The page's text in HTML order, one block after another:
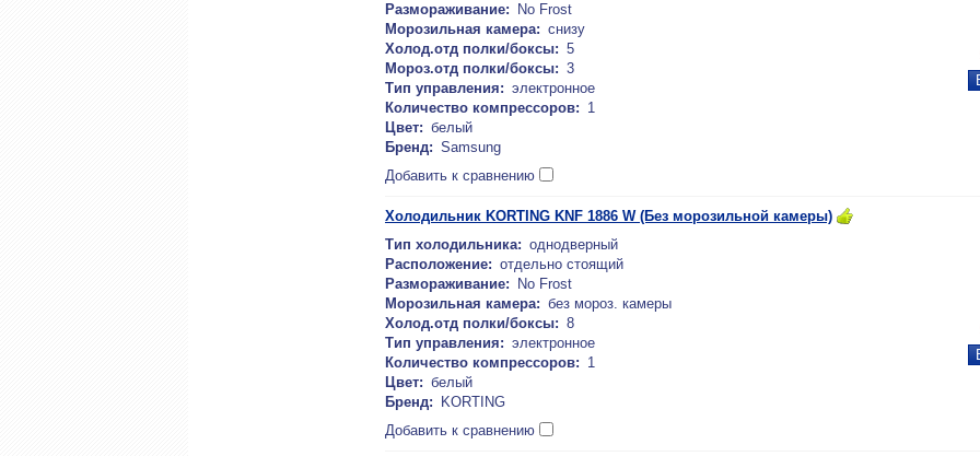

Размораживание:
No Frost
Морозильная камера: снизу
Холод.отд полки/боксы: 5
Мороз.отд полки/боксы: 3
Тип управления: электронное
Количество компрессоров: 1
Цвет: белый
Бренд: Samsung
Добавить к сравнению

Холодильник KORTING KNF 1886 W (Без морозильной камеры)
Тип холодильника: однодверный
Расположение: отдельно стоящий
Размораживание:
No Frost
Морозильная камера: без мороз. камеры
Холод.отд полки/боксы: 8
Тип управления: электронное
Количество компрессоров: 1
Цвет: белый
Бренд:
KORTING
Добавить к сравнению